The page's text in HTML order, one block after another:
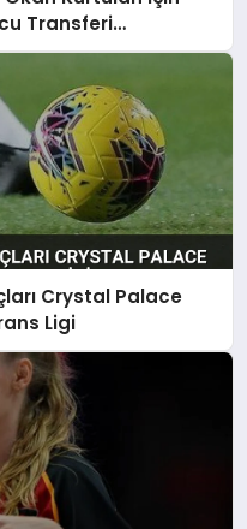
Transferi
Crystal Palace
Ligi